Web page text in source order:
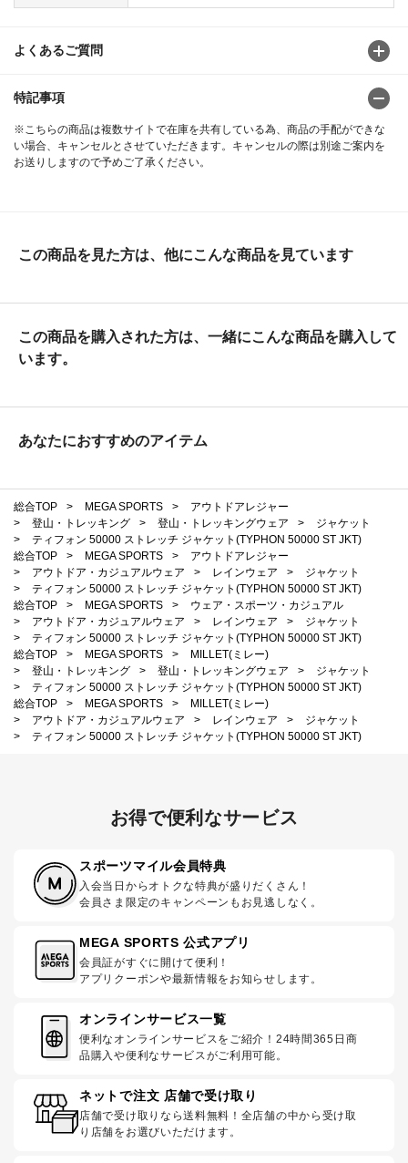
よくあるご質問
特記事項
※こちらの商品は複数サイトで在庫を共有している為、商品の手配ができな
い場合、キャンセルとさせていただきます。キャンセルの際は別途ご案内を
お送りしますので予めご了承ください。
この商品を見た方は、他にこんな商品を見ています
この商品を購入された方は、一緒にこんな商品を購入して
います。
あなたにおすすめのアイテム
総合TOP > MEGA SPORTS >
アウトドアレジャー
>
登山・トレッキング > 登山・トレッキングウェア >
ジャケット
>
ティフォン 50000 ストレッチ ジャケット(TYPHON 50000 ST JKT)
総合TOP
> MEGA SPORTS >
アウトドアレジャー
>
アウトドア・カジュアルウェア > レインウェア >
ジャケット
>
ティフォン 50000 ストレッチ ジャケット(TYPHON 50000 ST JKT)
総合TOP
> MEGA SPORTS >
ウェア・スポーツ・カジュアル
>
アウトドア・カジュアルウェア > レインウェア >
ジャケット
>
ティフォン 50000 ストレッチ ジャケット(TYPHON 50000 ST JKT)
総合TOP
> MEGA SPORTS >
MILLET(ミレー)
>
登山・トレッキング > 登山・トレッキングウェア >
ジャケット
>
ティフォン 50000 ストレッチ ジャケット(TYPHON 50000 ST JKT)
総合TOP
> MEGA SPORTS >
MILLET(ミレー)
>
アウトドア・カジュアルウェア > レインウェア >
ジャケット
>
ティフォン 50000 ストレッチ ジャケット(TYPHON 50000 ST JKT)
お得で便利なサービス
スポーツマイル会員特典
入会当日からオトクな特典が盛りだくさん！
会員さま限定のキャンペーンもお見逃しなく。
MEGA SPORTS 公式アプリ
会員証がすぐに開けて便利！
アプリクーポンや最新情報をお知らせします。
オンラインサービス一覧
便利なオンラインサービスをご紹介！24時間365日商
品購入や便利なサービスがご利用可能。
ネットで注文 店舗で受け取り
店舗で受け取りなら送料無料！全店舗の中から受け取
り店舗をお選びいただけます。